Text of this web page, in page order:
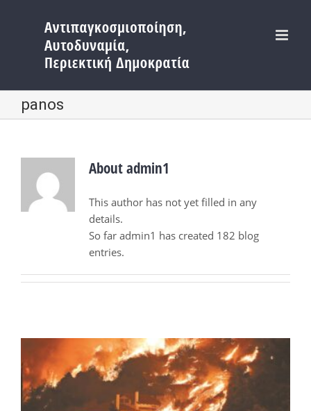
περιεχόμενο
panos
Aboutadmin1
This author has not yet filled in any
details.
So far admin1 has created 182 blog
entries.